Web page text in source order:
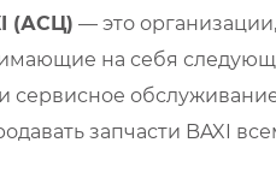
(АСЦ) — это
на себя
сервисное
запчасти BAXI